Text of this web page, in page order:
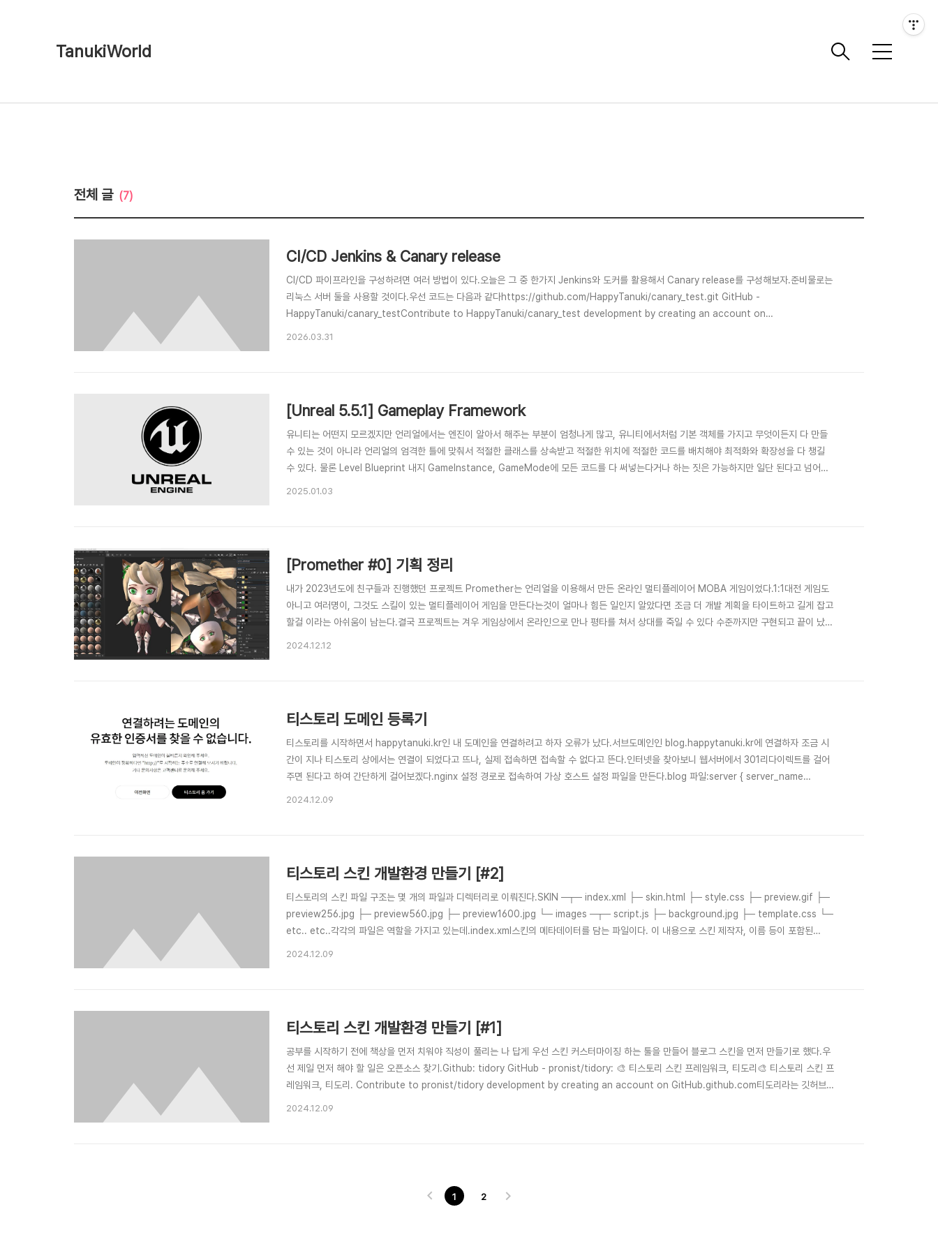
TanukiWorld
메
전체 글 (7)
CI/CD Jenkins & Canary release
CI/CD 파이프라인을 구성하려면 여러 방법이 있다.오늘은 그 중 한가지 Jenkins와 도커를 활용해서 Canary release를 구성해보자.준비물로는
리눅스 서버 둘을 사용할 것이다.우선 코드는 다음과 같다https://github.com/HappyTanuki/canary_test.git GitHub -
HappyTanuki/canary_testContribute to HappyTanuki/canary_test development by creating an account on
2026.03.31
[Unreal 5.5.1] Gameplay Framework
유니티는 어떤지 모르겠지만 언리얼에서는 엔진이 알아서 해주는 부분이 엄청나게 많고, 유니티에서처럼 기본 객체를 가지고 무엇이든지 다 만들
수 있는 것이 아니라 언리얼의 엄격한 틀에 맞춰서 적절한 클래스를 상속받고 적절한 위치에 적절한 코드를 배치해야 최적화와 확장성을 다 챙길
수 있다. 물론 Level Blueprint 내지 GameInstance, GameMode에 모든 코드를 다 써넣는다거나 하는 짓은 가능하지만 일단 된다고 넘어갔
2025.01.03
[Promether #0] 기획 정리
내가 2023년도에 친구들과 진행했던 프로젝트 Promether는 언리얼을 이용해서 만든 온라인 멀티플레이어 MOBA 게임이었다.1:1대전 게임도
아니고 여러명이, 그것도 스킬이 있는 멀티플레이어 게임을 만든다는것이 얼마나 힘든 일인지 알았다면 조금 더 개발 계획을 타이트하고 길게 잡고
할걸 이라는 아쉬움이 남는다.결국 프로젝트는 겨우 게임상에서 온라인으로 만나 평타를 쳐서 상대를 죽일 수 있다 수준까지만 구현되고 끝이 났었
2024.12.12
티스토리 도메인 등록기
티스토리를 시작하면서 happytanuki.kr인 내 도메인을 연결하려고 하자 오류가 났다.서브도메인인 blog.happytanuki.kr에 연결하자 조금 시
간이 지나 티스토리 상에서는 연결이 되었다고 뜨나, 실제 접속하면 접속할 수 없다고 뜬다.인터넷을 찾아보니 웹서버에서 301리다이렉트를 걸어
주면 된다고 하여 간단하게 걸어보겠다.nginx 설정 경로로 접속하여 가상 호스트 설정 파일을 만든다.blog 파일:server { server_name
2024.12.09
티스토리 스킨 개발환경 만들기 [#2]
티스토리의 스킨 파일 구조는 몇 개의 파일과 디렉터리로 이뤄진다.SKIN ─┬─ index.xml ├─ skin.html ├─ style.css ├─ preview.gif ├─
preview256.jpg ├─ preview560.jpg ├─ preview1600.jpg └─ images ─┬─ script.js ├─ background.jpg ├─ template.css └─
etc.. etc..각각의 파일은 역할을 가지고 있는데.index.xml스킨의 메타데이터를 담는 파일이다. 이 내용으로 스킨 제작자, 이름 등이 포함된
2024.12.09
티스토리 스킨 개발환경 만들기 [#1]
공부를 시작하기 전에 책상을 먼저 치워야 직성이 풀리는 나 답게 우선 스킨 커스터마이징 하는 툴을 만들어 블로그 스킨을 먼저 만들기로 했다.우
선 제일 먼저 해야 할 일은 오픈소스 찾기.Github: tidory GitHub - pronist/tidory: 🎨 티스토리 스킨 프레임워크, 티도리🎨 티스토리 스킨 프
레임워크, 티도리. Contribute to pronist/tidory development by creating an account on GitHub.github.com티도리라는 깃허브
2024.12.09
1 2